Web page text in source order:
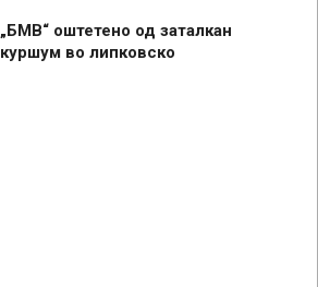
„БМВ“ оштетено од заталкан
куршум во липковско